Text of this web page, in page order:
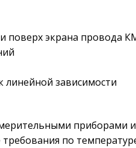
поверх экрана провода
линейной зависимости
приборами
по